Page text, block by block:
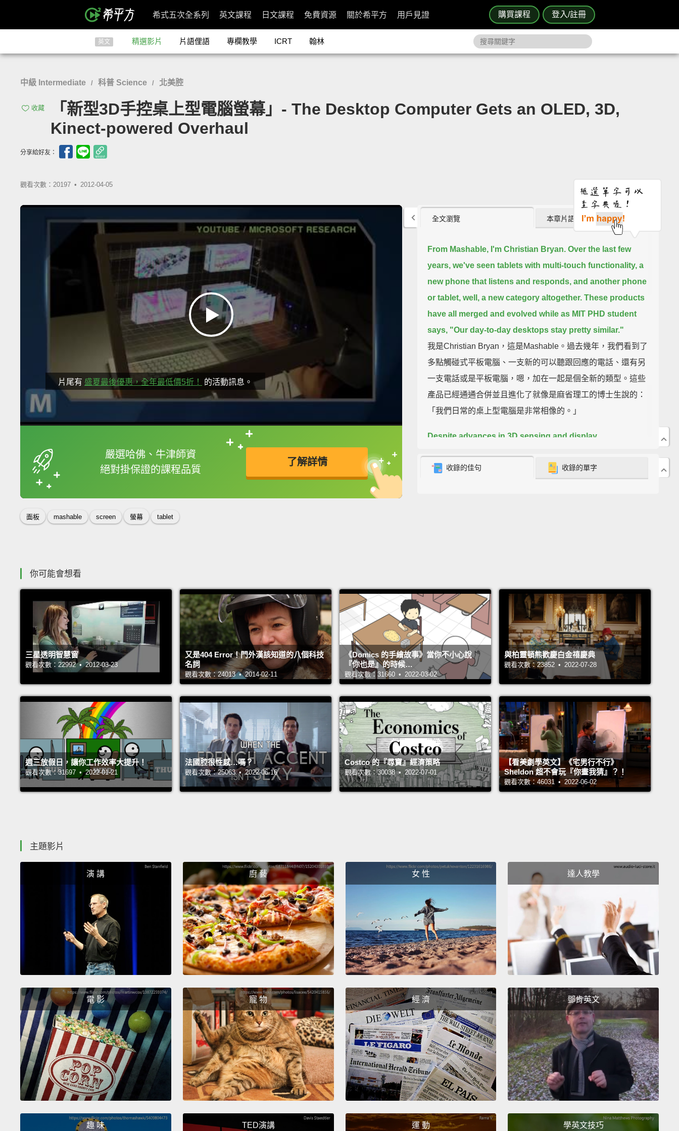
購買課程 登入/註冊
希式五次全系列 英文課程 日文課程 免費資源 關於希平方 用戶見證
英文 精選影片 片語俚語 專欄教學 ICRT 翰林
中級 Intermediate / 科普 Science / 北美腔
收藏
「新型3D手控桌上型電腦螢幕」- The Desktop Computer Gets an OLED, 3D,
Kinect-powered Overhaul
分享給好友：
觀看次數：20197 • 2012-04-05
片尾有 盛夏最後優惠，全年最低價5折！ 的活動訊息。
嚴選哈佛、牛津師資
絕對掛保證的課程品質
了解詳情
框選或點兩下字幕可以直接查字典喔！
英
面板 mashable screen 螢幕 tablet
全文瀏覽 本章片語 (0)
From Mashable, I'm Christian Bryan. Over the last few
years, we've seen tablets with multi-touch functionality, a
new phone that listens and responds, and another phone
or tablet, well, a new category altogether. These products
have all merged and evolved while as MIT PHD student
says, "Our day-to-day desktops stay pretty similar."
我是Christian Bryan，這是Mashable。過去幾年，我們看到了
多點觸碰式平板電腦、一支新的可以聽跟回應的電話、還有另
一支電話或是平板電腦，嗯，加在一起是個全新的類型。這些
產品已經通通合併並且進化了就像是麻省理工的博士生說的：
「我們日常的桌上型電腦是非常相像的。」
Despite advances in 3D sensing and display
much from 2D interactions.
所以Lee和微軟研發實驗室一起創造了這個：一個透明的3D桌
上型螢幕讓你把手放在螢幕後面，而你的桌上型電腦檔案實際
上就在你的指尖。
It's one part Samsung's OLED screen technology, and
another part Microsoft Kinect naturally. And it's keeping
the 3D looking, well, 3D.The system uses cameras to
keep track of where your head is.As you can see and
would probably expect, the system's not perfectly
published just yet.
But as Lee explained in his blog, this is
a research project he did during internship.Internship
secrets: take that as a challenge. From Mashable, I'm
Christian Bryan.
這是一部分Samsung的OLED(有機發光二極體)面板技術，而
做的研究計畫。實習的秘訣：把那當作是一個挑戰。這是
Mashable，我是Christian Bryan。
收錄的佳句 收錄的單字
你可能會想看
三星透明智慧窗
觀看次數：22992 • 2012-03-23
又是404 Error！門外漢該知道的八個科技
名詞
觀看次數：24013 • 2014-02-11
《Domics 的手繪故事》當你不小心說
『你也是』的時候…
觀看次數：31660 • 2022-03-02
與柏靈頓熊歡慶白金禧慶典
觀看次數：23852 • 2022-07-28
週三放假日，讓你工作效率大提升！
觀看次數：31697 • 2022-01-21
法國腔很性感…嗎？
觀看次數：25063 • 2022-06-16
Costco 的『尋寶』經濟策略
觀看次數：30038 • 2022-07-01
【看美劇學英文】《宅男行不行》
Sheldon 超不會玩『你畫我猜』？！
觀看次數：46031 • 2022-06-02
主題影片
演 講 廚 藝 女 性 達人教學
電 影 寵 物 經 濟 鄧肯英文
趣 味 TED演講 運 動 學英文技巧